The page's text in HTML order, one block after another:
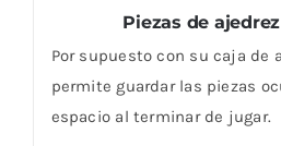
Piezas de
Por supuesto con su caja de
permite guardar las piezas
espacio al terminar de jugar.